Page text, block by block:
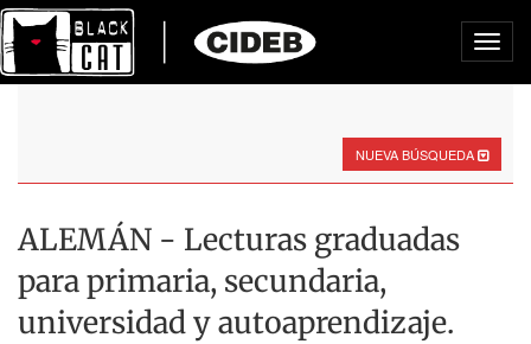
NUEVA BÚSQUEDA
ALEMÁN - Lecturas graduadas
para primaria, secundaria,
universidad y autoaprendizaje.